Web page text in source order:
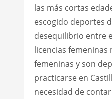
las más cortas
escogido deportes
desequilibrio entre
licencias femeninas
femeninas y son
practicarse en
necesidad de